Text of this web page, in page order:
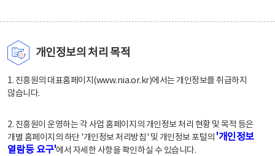
개인정보의 처리 목적
1. 진흥원의 대표홈페이지(www.nia.or.kr)에서는 개인정보를 취급하지
않습니다.
2. 진흥원이 운영하는 각 사업 홈페이지의 개인정보 처리 현황 및 목적 등은
개별 홈페이지의 하단 '개인정보 처리방침' 및 개인정보 포털의 '개인정보
열람등 요구'에서 자세한 사항을 확인하실 수 있습니다.